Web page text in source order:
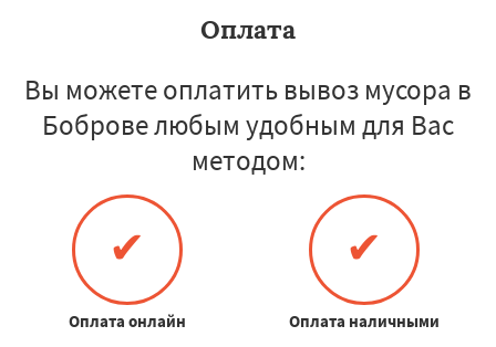
Оплата
Вы можете оплатить вывоз мусора в
Боброве любым удобным для Вас
методом:
✔
Оплата онлайн
✔
Оплата наличными